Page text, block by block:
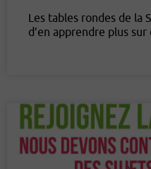
Les tables rondes de la
d’en apprendre plus sur